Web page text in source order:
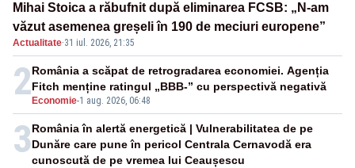
Mihai Stoica a răbufnit după eliminarea FCSB: „N-am
văzut asemenea greșeli în 190 de meciuri europene”
Actualitate·31 iul. 2026, 21:35
2 Economie-1 aug. 2026, 06:48
România a scăpat de retrogradarea economiei. Agenția
Fitch menține ratingul „BBB-” cu perspectivă negativă
3România în alertă energetică | Vulnerabilitatea de pe
Dunăre care pune în pericol Centrala Cernavodă era
cunoscută de pe vremea lui Ceaușescu